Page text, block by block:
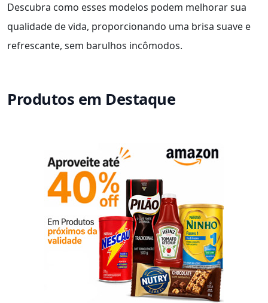
Descubra como esses modelos podem melhorar sua
qualidade de vida, proporcionando uma brisa suave e
refrescante, sem barulhos incômodos.
Produtos em Destaque